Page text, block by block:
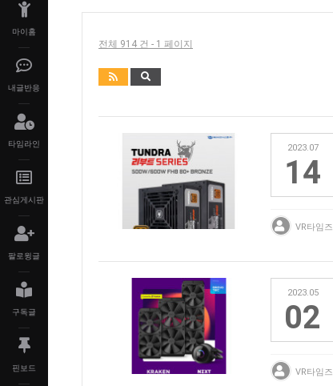
전체 914 건 - 1 페이지
2023.07
14
VR타임즈
2023.05
02
VR타임즈
마이홈
내글반응
타임라인
관심게시판
팔로윙글
구독글
핀보드